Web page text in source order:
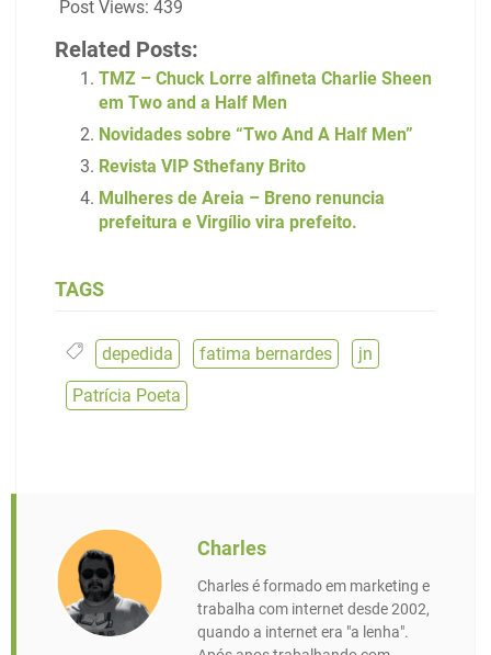
Post Views: 439
Related Posts:
TMZ – Chuck Lorre alfineta Charlie Sheen
em Two and a Half Men
Novidades sobre “Two And A Half Men”
Revista VIP Sthefany Brito
Mulheres de Areia – Breno renuncia
prefeitura e Virgílio vira prefeito.
TAGS
depedida fatima bernardes jn
Patrícia Poeta
Charles
Charles é formado em marketing e
trabalha com internet desde 2002,
quando a internet era "a lenha".